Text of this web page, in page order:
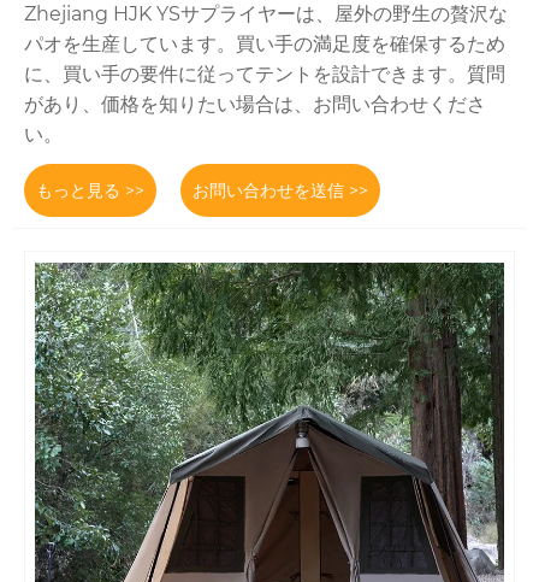
Zhejiang HJK YSサプライヤーは、屋外の野生の贅沢な
パオを生産しています。買い手の満足度を確保するため
に、買い手の要件に従ってテントを設計できます。質問
があり、価格を知りたい場合は、お問い合わせくださ
い。
もっと見る >> お問い合わせを送信 >>